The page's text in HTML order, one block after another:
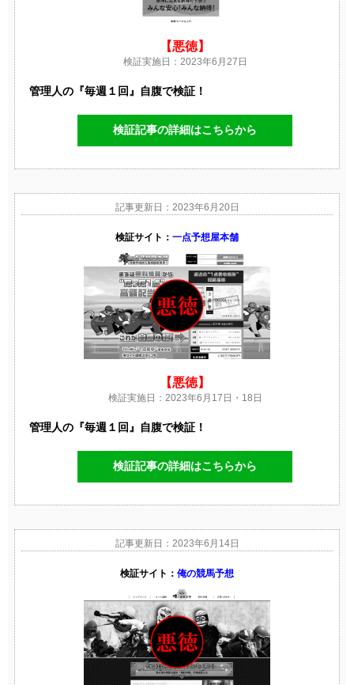
【悪徳】
検証実施日：2023年6月27日
管理人の『毎週１回』自腹で検証！
検証記事の詳細はこちらから
記事更新日：2023年6月20日
検証サイト： 一点予想屋本舗
【悪徳】
検証実施日：2023年6月17日・18日
管理人の『毎週１回』自腹で検証！
検証記事の詳細はこちらから
記事更新日：2023年6月14日
検証サイト： 俺の競馬予想